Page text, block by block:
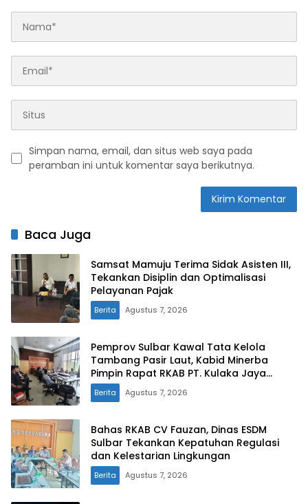
Simpan nama, email, dan situs web saya pada
peramban ini untuk komentar saya berikutnya.
Baca Juga
Samsat Mamuju Terima Sidak Asisten III,
Tekankan Disiplin dan Optimalisasi
Pelayanan Pajak
Berita Agustus 7, 2026
Pemprov Sulbar Kawal Tata Kelola
Tambang Pasir Laut, Kabid Minerba
Pimpin Rapat RKAB PT. Kulaka Jaya
Perkasa
Berita Agustus 7, 2026
Bahas RKAB CV Fauzan, Dinas ESDM
Sulbar Tekankan Kepatuhan Regulasi
Berita Agustus 7, 2026